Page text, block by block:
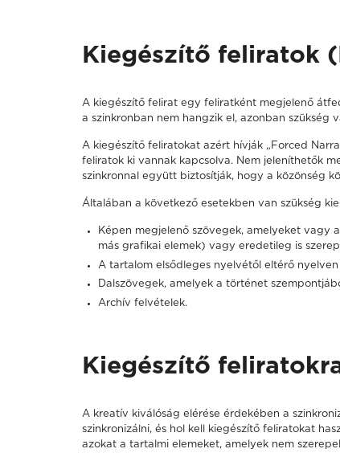
Kiegészítő feliratok
A kiegészítő felirat egy feliratként megjelenő
a szinkronban nem hangzik el, azonban
A kiegészítő feliratokat azért hívják „Forced
feliratok ki vannak kapcsolva. Nem jeleníthetők
szinkronnal együtt biztosítják, hogy a közönség
Általában a következő esetekben van szükség
Képen megjelenő szövegek, amelyeket vagy
más grafikai elemek) vagy eredetileg is
A tartalom elsődleges nyelvétől eltérő
Dalszövegek, amelyek a történet
Archív felvételek.
Kiegészítő
A kreatív kiválóság elérése érdekében a
szinkronizálni, és hol kell kiegészítő feliratokat
azokat a tartalmi elemeket, amelyek nem